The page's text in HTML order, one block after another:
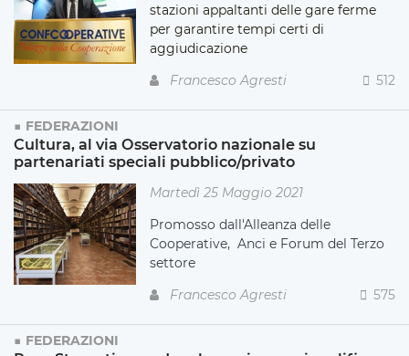
stazioni appaltanti delle gare ferme
per garantire tempi certi di
aggiudicazione
Francesco Agresti
512
FEDERAZIONI
Cultura, al via Osservatorio nazionale su
partenariati speciali pubblico/privato
Martedì 25 Maggio 2021
Promosso dall'Alleanza delle
Cooperative, Anci e Forum del Terzo
settore
Francesco Agresti
575
FEDERAZIONI